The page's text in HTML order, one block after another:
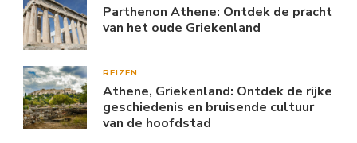
Parthenon Athene: Ontdek de pracht
van het oude Griekenland
REIZEN
Athene, Griekenland: Ontdek de rijke
geschiedenis en bruisende cultuur
van de hoofdstad